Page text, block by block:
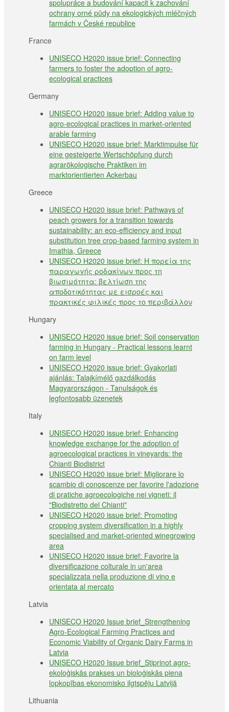
spolupráce a budování kapacit k zachování
ochrany orné půdy na ekologických mléčných
farmách v České republice
France
UNISECO H2020 issue brief: Connecting
farmers to foster the adoption of agro-
ecological practices
Germany
UNISECO H2020 issue brief: Adding value to
agro-ecological practices in market-oriented
arable farming
UNISECO H2020 issue brief: Marktimpulse für
eine gesteigerte Wertschöpfung durch
agrarökologische Praktiken im
marktorientierten Ackerbau
Greece
UNISECO H2020 issue brief: Pathways of
peach growers for a transition towards
sustainability: an eco-efficiency and input
substitution tree crop-based farming system in
Imathia, Greece
UNISECO H2020 issue brief: Η πορεία της
παραγωγής ροδακίνων προς τη
βιωσιμότητα: βελτίωση της
αποδοτικότητας με εισροές και
πρακτικές φιλικές προς το περιβάλλον
Hungary
UNISECO H2020 issue brief: Soil conservation
farming in Hungary - Practical lessons learnt
on farm level
UNISECO H2020 issue brief: Gyakorlati
ajánlás: Talajkímélő gazdálkodás
Magyarországon - Tanulságok és
legfontosabb üzenetek
Italy
UNISECO H2020 issue brief: Enhancing
knowledge exchange for the adoption of
agroecological practices in vineyards: the
Chianti Biodistrict
UNISECO H2020 issue brief: Migliorare lo
scambio di conoscenze per favorire l'adozione
di pratiche agroecologiche nei vigneti: il
"Biodistretto del Chianti"
UNISECO H2020 issue brief: Promoting
cropping system diversification in a highly
specialised and market-oriented winegrowing
area
UNISECO H2020 issue brief: Favorire la
diversificazione colturale in un'area
specializzata nella produzione di vino e
orientata al mercato
Latvia
UNISECO H2020 Issue brief_Strengthening
Agro-Ecological Farming Practices and
Economic Viability of Organic Dairy Farms in
Latvia
UNISECO H2020 Issue brief_Stiprinot agro-
ekoloģiskās prakses un bioloģiskās piena
lopkopības ekonomisko ilgtspēju Latvijā
Lithuania